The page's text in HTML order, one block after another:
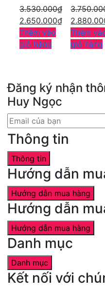
3.530.000₫
2.650.000₫
Thêm vào
giỏ hàng
Thêm
giỏ hàng
Đăng ký nhận
Huy Ngọc
Thông tin
Thông tin
Hướng dẫn
Hướng dẫn mua hàng
Hướng dẫn
Hướng dẫn mua hàng
Danh mục
Danh mục
Kết nối với